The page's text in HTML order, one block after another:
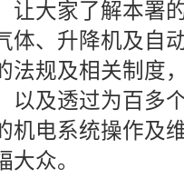
让大家了解本署
体、升降机及自
法规及相关制度
以及透过为百多
机电系统操作及
众。